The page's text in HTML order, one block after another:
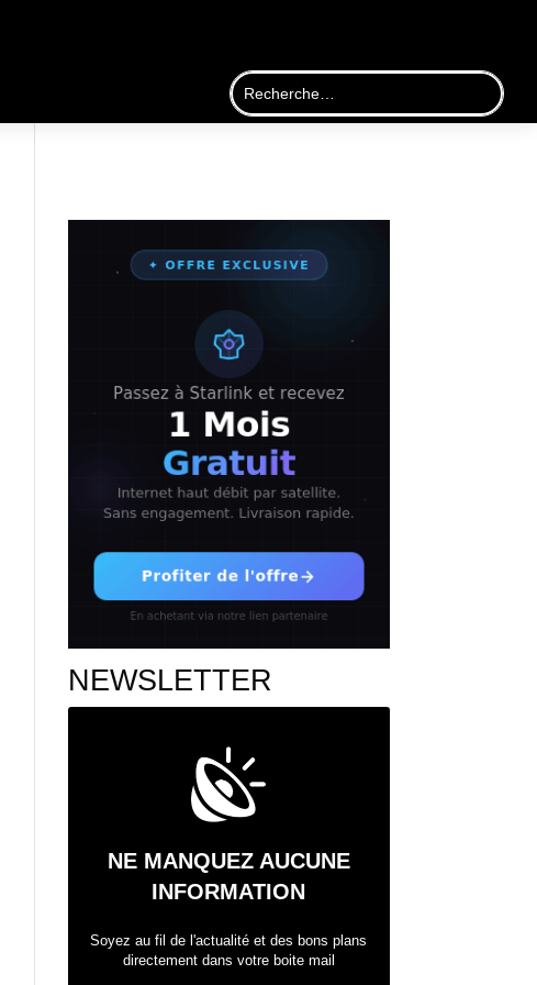
NEWSLETTER
NE MANQUEZ AUCUNE
INFORMATION
Soyez au fil de l'actualité et des bons plans
directement dans votre boite mail